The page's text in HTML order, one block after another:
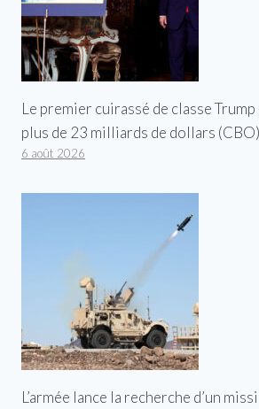
Le premier cuirassé de classe
plus de 23 milliards de dollars (CBO)
6 août 2026
L’armée lance la recherche d’un